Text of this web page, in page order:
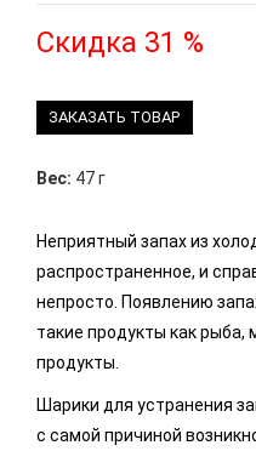
Скидка 31 %
ЗАКАЗАТЬ ТОВАР
Вес: 47 г
Неприятный запах из
распространенное, и
непросто. Появлению
такие продукты как
продукты.
Шарики для устранения
с самой причиной